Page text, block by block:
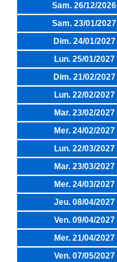
Sam. 26/12/2026
Sam. 23/01/2027
Dim. 24/01/2027
Lun. 25/01/2027
Dim. 21/02/2027
Lun. 22/02/2027
Mar. 23/02/2027
Mer. 24/02/2027
Lun. 22/03/2027
Mar. 23/03/2027
Mer. 24/03/2027
Jeu. 08/04/2027
Ven. 09/04/2027
Mer. 21/04/2027
Ven. 07/05/2027